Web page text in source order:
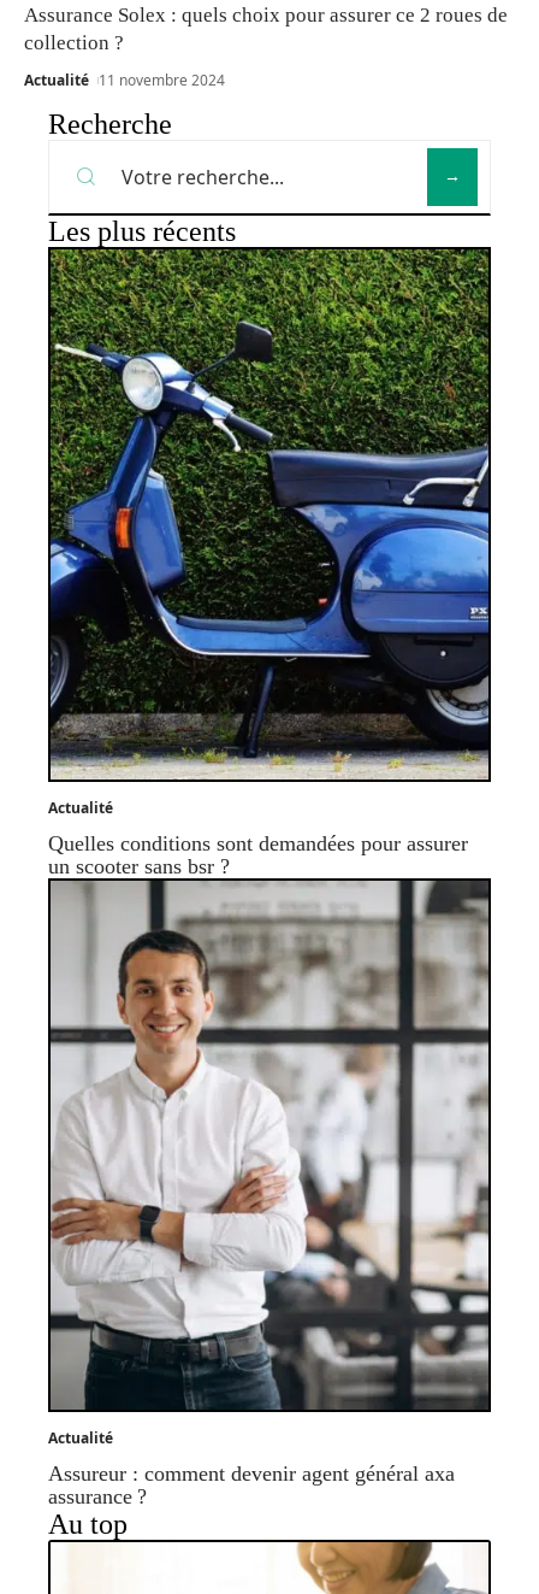
Assurance Solex : quels choix pour assurer ce 2 roues de
collection ?
Actualité 11 novembre 2024
Recherche
Les plus récents
Actualité
Quelles conditions sont demandées pour assurer
un scooter sans bsr ?
Actualité
Assureur : comment devenir agent général axa
assurance ?
Au top